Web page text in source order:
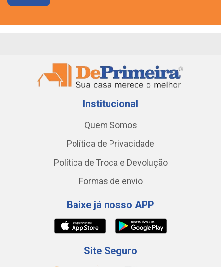
Institucional
Quem Somos
Política de Privacidade
Política de Troca e Devolução
Formas de envio
Baixe já nosso APP
Site Seguro